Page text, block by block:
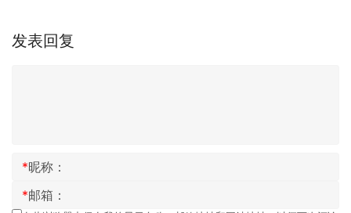
发表回复
*昵称：
*邮箱：